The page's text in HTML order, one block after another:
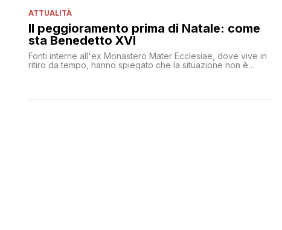
ATTUALITÀ
Il peggioramento prima di Natale: come
sta Benedetto XVI
Fonti interne all'ex Monastero Mater Ecclesiae, dove vive in
ritiro da tempo, hanno spiegato che la situazione non è